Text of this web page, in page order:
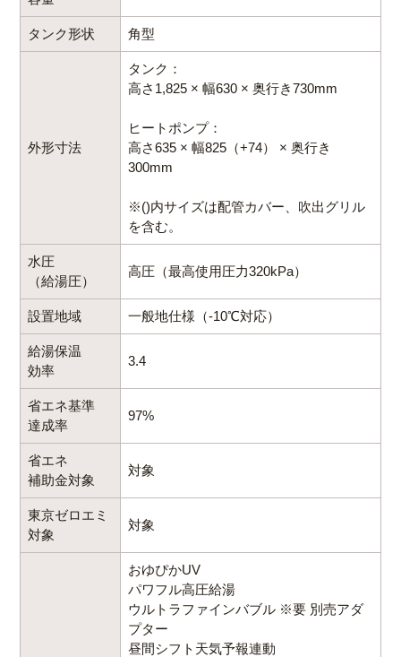
タンク形状 角型
外形寸法
タンク：
高さ1,825 × 幅630 × 奥行き730mm
ヒートポンプ：
高さ635 × 幅825（+74） × 奥行き
300mm
※()内サイズは配管カバー、吹出グリル
を含む。
水圧
（給湯圧）
高圧（最高使用圧力320kPa）
設置地域 一般地仕様（-10℃対応）
給湯保温
効率
3.4
省エネ基準
達成率
97%
省エネ
補助金対象
対象
東京ゼロエミ
対象
対象
おゆぴかUV
パワフル高圧給湯
ウルトラファインバブル ※要 別売アダ
プター
昼間シフト天気予報連動